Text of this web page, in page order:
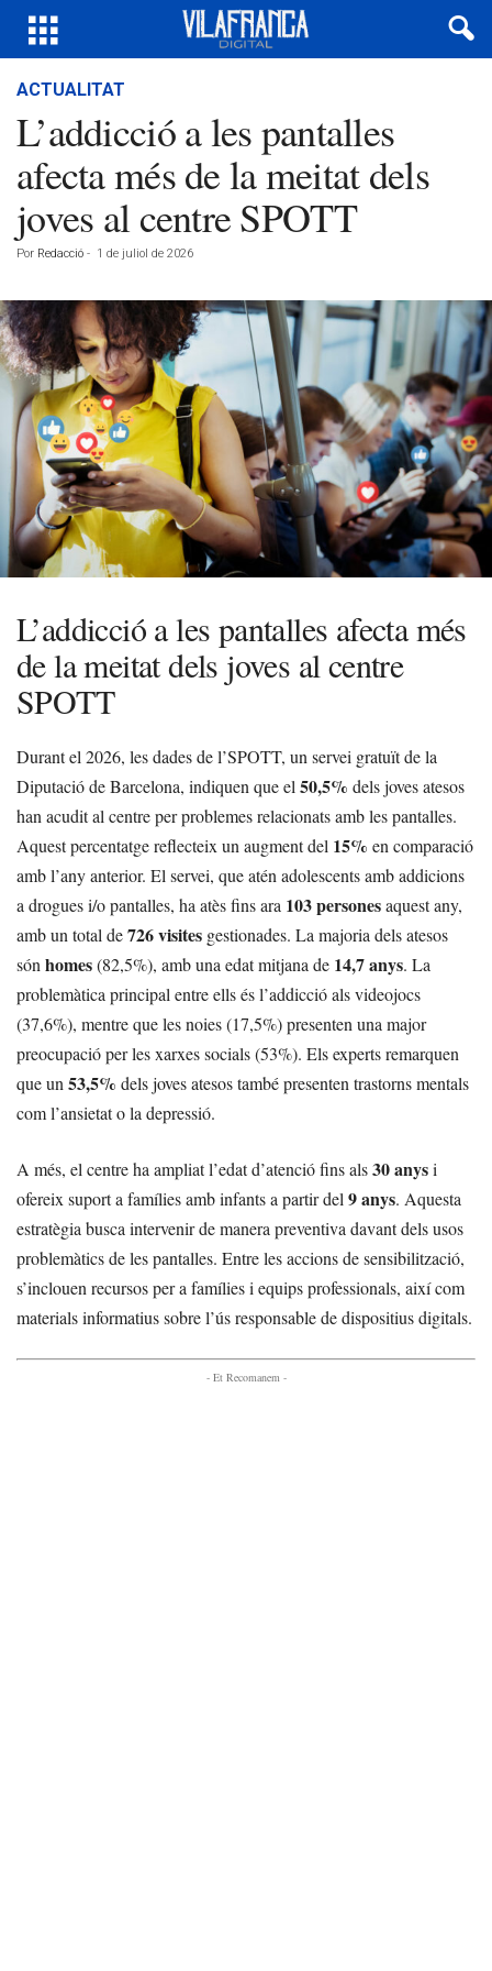
ACTUALITAT
L’addicció a les pantalles
afecta més de la meitat dels
joves al centre SPOTT
Por Redacció - 1 de juliol de 2026
L’addicció a les pantalles afecta més
de la meitat dels joves al centre
SPOTT
Durant el 2026, les dades de l’SPOTT, un servei gratuït de la
Diputació de Barcelona, indiquen que el 50,5% dels joves atesos
han acudit al centre per problemes relacionats amb les pantalles.
Aquest percentatge reflecteix un augment del 15% en comparació
amb l’any anterior. El servei, que atén adolescents amb addicions
a drogues i/o pantalles, ha atès fins ara 103 personesaquest any,
amb un total de726 visites gestionades. La majoria dels atesos
són homes(82,5%), amb una edat mitjana de 14,7 anys. La
problemàtica principal entre ells és l’addicció als videojocs
(37,6%), mentre que les noies (17,5%) presenten una major
preocupació per les xarxes socials (53%). Els experts remarquen
que un 53,5% dels joves atesos també presenten trastorns mentals
com l’ansietat o la depressió.
A més, el centre ha ampliat l’edat d’atenció fins als30 anysi
ofereix suport a famílies amb infants a partir del 9 anys. Aquesta
estratègia busca intervenir de manera preventiva davant dels usos
problemàtics de les pantalles. Entre les accions de sensibilització,
s’inclouen recursos per a famílies i equips professionals, així com
materials informatius sobre l’ús responsable de dispositius digitals.
- Et Recomanem -